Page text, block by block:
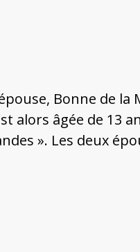
Bonne de la
alors âgée de 13
». Les deux